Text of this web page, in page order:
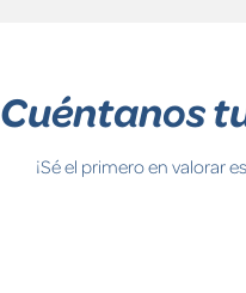
Cuéntanos
¡Sé el primero en valorar